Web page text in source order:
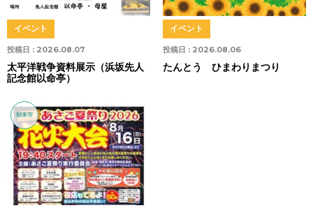
投稿日 : 2026.08.07
イベント
太平洋戦争資料展示（浜坂先人
記念館以命亭）
投稿日 : 2026.08.06
イベント
たんとう ひまわりまつり
朝来市